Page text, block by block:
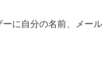
に自分の名前、メー